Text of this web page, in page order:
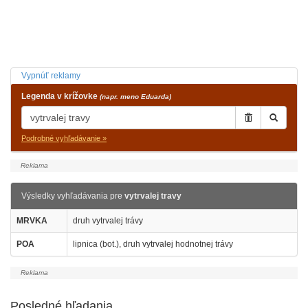
Vypnúť reklamy
Legenda v krížovke (napr. meno Eduarda)
Podrobné vyhľadávanie »
Výsledky vyhľadávania pre vytrvalej travy
MRVKA druh vytrvalej trávy
POA lipnica (bot.), druh vytrvalej hodnotnej trávy